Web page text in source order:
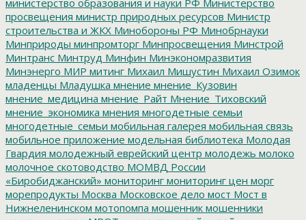
просвещения министр природных ресурсов Министр
строительства и ЖКХ Минобороны РФ Минобрнауки
Минприроды минпромторг Минпросвещения Минстрой
Минтранс Минтруд Минфин Минэкономразвития
Минэнерго МИР митинг Михаил Мишустин Михаил Озимок
младенцы Младушка мнение мнение_Кузовин
мнение_медицина мнение_Райт Мнение_Тиховский
мнение_экономика мнения многодетные семьи
многодетные_семьи мобильная галерея мобильная связь
мобильное приложение модельная библиотека Молодая
Гвардия молодежный еврейский центр молодежь молоко
молочное скотоводство МОМВД России
«Биробиджанский» мониторинг мониторинг цен морг
морепродукты Москва Московское дело мост Мост в
Нижнеленинском мотопомпа мошенник мошенники